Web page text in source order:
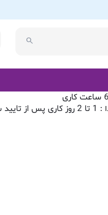
: 1 تا 2 روز کاری پس از تایید سفارش